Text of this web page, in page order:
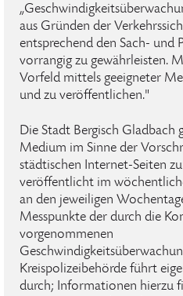
aus Gründen der
entsprechend den Sach- und
vorrangig zu gewährleisten.
Vorfeld mittels geeigneter
und zu veröffentlichen."
Die Stadt Bergisch Gladbach
Medium im Sinne der
städtischen Internet-Seiten
veröffentlicht im
an den jeweiligen
Messpunkte der durch die
vorgenommenen
Kreispolizeibehörde führt
durch; Informationen hierzu